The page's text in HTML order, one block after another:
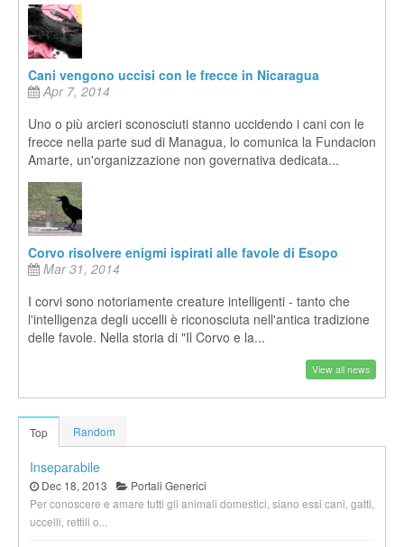
Cani vengono uccisi con le frecce in Nicaragua
Apr 7, 2014
Uno o più arcieri sconosciuti stanno uccidendo i cani con le
frecce nella parte sud di Managua, lo comunica la Fundacion
Amarte, un'organizzazione non governativa dedicata...
Corvo risolvere enigmi ispirati alle favole di Esopo
Mar 31, 2014
I corvi sono notoriamente creature intelligenti - tanto che
l'intelligenza degli uccelli è riconosciuta nell'antica tradizione
delle favole. Nella storia di "Il Corvo e la...
View all news
Top Random
Inseparabile
Dec 18, 2013
Portali Generici
Per conoscere e amare tutti gli animali domestici, siano essi cani, gatti,
uccelli, rettili o...